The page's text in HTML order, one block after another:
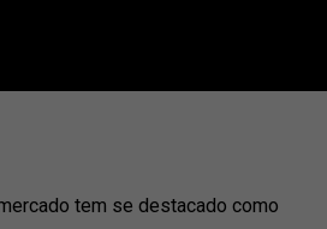
tem se destacado como